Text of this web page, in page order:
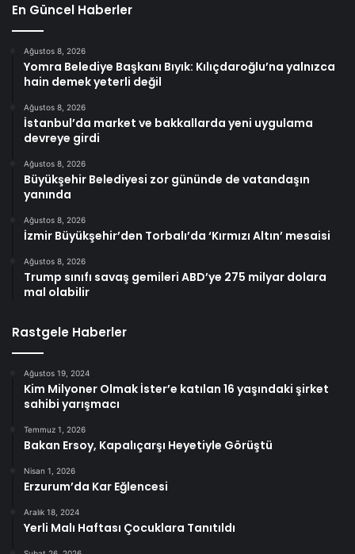
En Güncel Haberler
Ağustos 8, 2026
Yomra Belediye Başkanı Bıyık: Kılıçdaroğlu’na yalnızca
hain demek yeterli değil
Ağustos 8, 2026
İstanbul’da market ve bakkallarda yeni uygulama
devreye girdi
Ağustos 8, 2026
Büyükşehir Belediyesi zor gününde de vatandaşın
yanında
Ağustos 8, 2026
İzmir Büyükşehir’den Torbalı’da ‘Kırmızı Altın’ mesaisi
Ağustos 8, 2026
Trump sınıfı savaş gemileri ABD’ye 275 milyar dolara
mal olabilir
Rastgele Haberler
Ağustos 19, 2024
Kim Milyoner Olmak İster’e katılan 16 yaşındaki şirket
sahibi yarışmacı
Temmuz 1, 2026
Bakan Ersoy, Kapalıçarşı Heyetiyle Görüştü
Nisan 1, 2026
Erzurum’da Kar Eğlencesi
Aralık 18, 2024
Yerli Malı Haftası Çocuklara Tanıtıldı